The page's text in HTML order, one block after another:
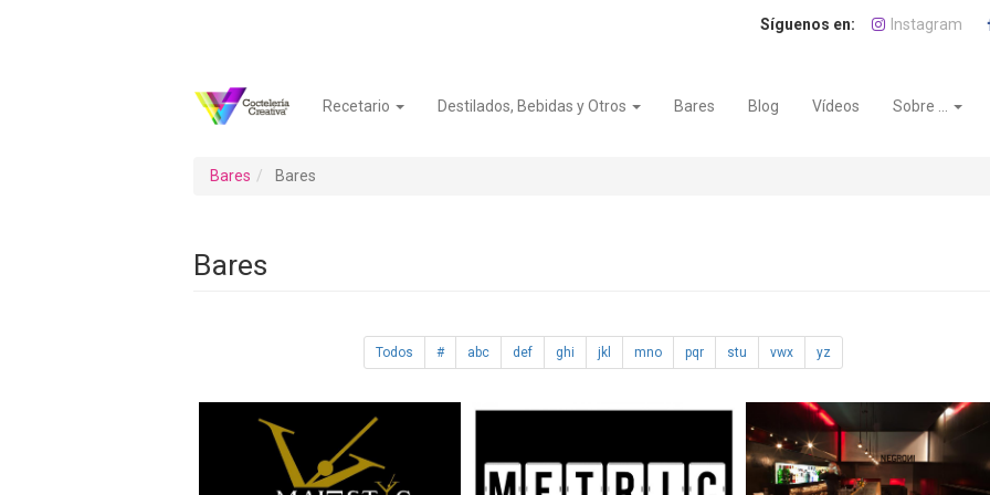
Instagram
NavegaciónRecetario Destilados, Bebidas y Otros Bares Blog Vídeos Sobre ...
Menú
cuenta
de
Bares Bares
Bares
Todos # abc def ghi jkl mno pqr stu vwx yz